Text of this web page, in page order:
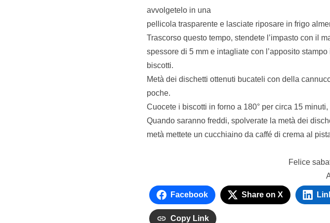
avvolgetelo in una
pellicola trasparente e lasciate riposare in frigo
Trascorso questo tempo, stendete l’impasto con il
spessore di 5 mm e intagliate con l’apposito stampo
biscotti.
Metà dei dischetti ottenuti bucateli con della
poche.
Cuocete i biscotti in forno a 180° per circa 15
Quando saranno freddi, spolverate la metà dei
metà mettete un cucchiaino da caffé di crema al
Felice
Facebook Share on X
Copy Link